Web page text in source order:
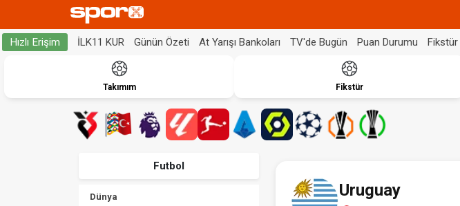
Hızlı Erişim İLK11 KUR Günün Özeti At Yarışı Bankoları TV'de Bugün Puan Durumu Fikstür
Takımım Fikstür
Futbol
Dünya Uruguay